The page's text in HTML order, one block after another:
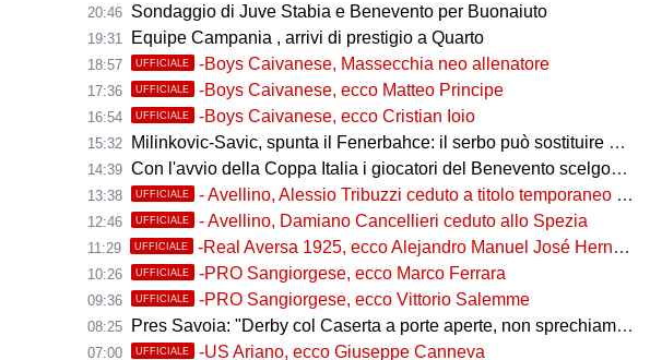
20:46 Sondaggio di Juve Stabia e Benevento per Buonaiuto
19:31 Equipe Campania , arrivi di prestigio a Quarto
18:57 UFFICIALE -Boys Caivanese, Massecchia neo allenatore
17:36 UFFICIALE -Boys Caivanese, ecco Matteo Principe
16:54 UFFICIALE -Boys Caivanese, ecco Cristian Ioio
15:32 Milinkovic-Savic, spunta il Fenerbahce: il serbo può sostituire Ederson
14:39 Con l'avvio della Coppa Italia i giocatori del Benevento scelgono i numeri di maglia
13:38 UFFICIALE - Avellino, Alessio Tribuzzi ceduto a titolo temporaneo al Bari
12:46 UFFICIALE - Avellino, Damiano Cancellieri ceduto allo Spezia
11:29 UFFICIALE -Real Aversa 1925, ecco Alejandro Manuel José Hernández Gouveia,
10:26 UFFICIALE -PRO Sangiorgese, ecco Marco Ferrara
09:36 UFFICIALE -PRO Sangiorgese, ecco Vittorio Salemme
08:25 Pres Savoia: "Derby col Caserta a porte aperte, non sprechiamo l'occasione"
07:00 UFFICIALE -US Ariano, ecco Giuseppe Canneva